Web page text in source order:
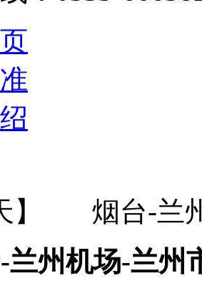
烟台-兰
兰州机场-兰州